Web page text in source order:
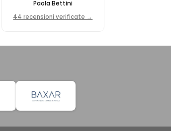
equilibrio tra qualità e
prezzo.
Paola Bettini
44 recensioni verificate →